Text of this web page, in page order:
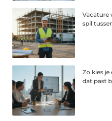
Vacature
spil
Zo kies
dat past